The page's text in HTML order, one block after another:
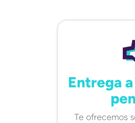
Entrega
Te ofrecemos